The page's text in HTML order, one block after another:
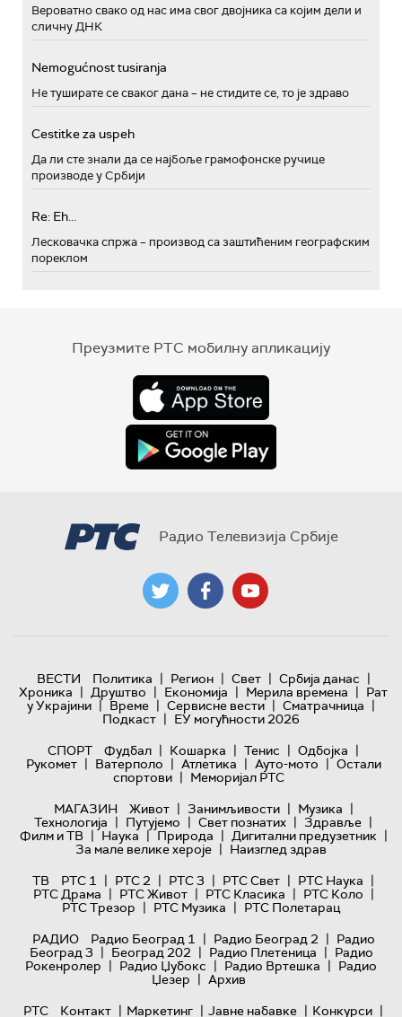
Вероватно свако од нас има свог двојника са којим дели и
сличну ДНК
Nemogućnost tusiranja
Не туширате се сваког дана – не стидите се, то је здраво
Cestitke za uspeh
Да ли сте знали да се најбоље грамофонске ручице
производе у Србији
Re: Eh...
Лесковачка спржа – производ са заштићеним географским
пореклом
Преузмите РТС мобилну апликацију
Радио Телевизија Србије
ВЕСТИ Политика | Регион | Свет | Србија данас |
Хроника | Друштво | Економија | Мерила времена | Рат
у Украјини | Време | Сервисне вести | Сматрачница |
Подкаст | ЕУ могућности 2026
СПОРТ
Фудбал | Кошарка | Тенис | Одбојка |
Рукомет | Ватерполо | Атлетика | Ауто-мото | Остали
спортови | Меморијал РТС
МАГАЗИН
Живот | Занимљивости | Музика |
Технологијa | Путујемо | Свет познатих | Здравље |
Филм и ТВ | Наука | Природа | Дигитални предузетник |
За мале велике хероје | Наизглед здрав
ТВ
РТС 1 | РТС 2 | РТС 3 | РТС Свет | РТС Наука |
РТС Драма | РТС Живот | РТС Класика | РТС Коло |
РТС Трезор | РТС Музика | РТС Полетарац
РАДИО
Радио Београд 1 | Радио Београд 2 | Радио
Београд 3 | Београд 202 | Радио Плетеница | Радио
Рокенролер | Радио Џубокс | Радио Вртешка | Радио
Џезер | Архив
РТС
Контакт | Маркетинг | Јавне набавке | Конкурси |